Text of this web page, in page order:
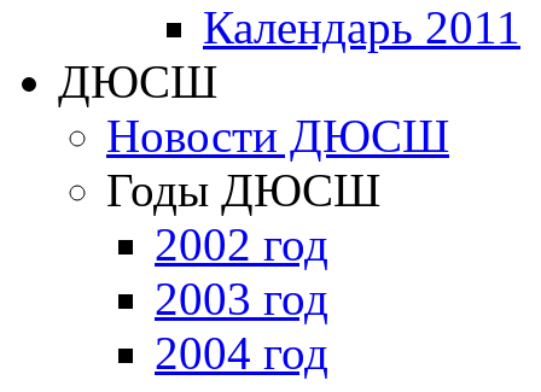
Календарь 2011
ДЮСШ
Новости ДЮСШ
Годы ДЮСШ
2002 год
2003 год
2004 год